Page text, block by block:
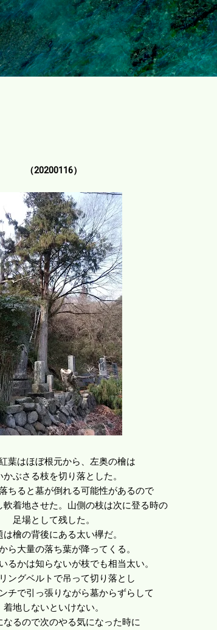
してメイン コンテンツに移動
（20200116）
葉はほぼ根元から、左奥の檜は
かぶさる枝を切り落とした。
ちると墓が倒れる可能性があるので
軟着地させた。山側の枝は次に登る時の
足場として残した。
は檜の背後にある太い欅だ。
ら大量の落ち葉が降ってくる。
るかは知らないが枝でも相当太い。
ングベルトで吊って切り落とし
チで引っ張りながら墓からずらして
着地しないといけない。
なるので次のやる気になった時に